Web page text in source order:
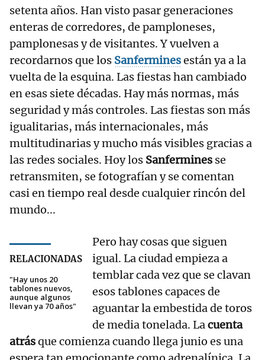
setenta años. Han visto pasar generaciones
enteras de corredores, de pamploneses,
pamplonesas y de visitantes. Y vuelven a
recordarnos que los Sanferminesestán ya a la
vuelta de la esquina. Las fiestas han cambiado
en esas siete décadas. Hay más normas, más
seguridad y más controles. Las fiestas son más
igualitarias, más internacionales, más
multitudinarias y mucho más visibles gracias a
las redes sociales. Hoy los Sanfermines se
retransmiten, se fotografían y se comentan
casi en tiempo real desde cualquier rincón del
mundo...
RELACIONADAS
"Hay unos 20
tablones nuevos,
aunque algunos
llevan ya 70 años"
Pero hay cosas que siguen
igual. La ciudad empieza a
temblar cada vez que se clavan
esos tablones capaces de
aguantar la embestida de toros
de media tonelada. Lacuenta
atrásque comienza cuando llega junio es una